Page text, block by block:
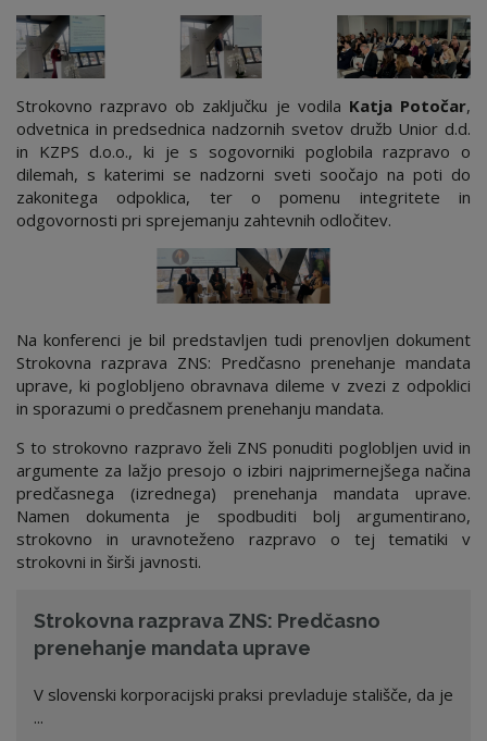
Strokovno razpravo ob zaključku je vodila Katja Potočar,
odvetnica in predsednica nadzornih svetov družb Unior d.d.
in KZPS d.o.o., ki je s sogovorniki poglobila razpravo o
dilemah, s katerimi se nadzorni sveti soočajo na poti do
zakonitega odpoklica, ter o pomenu integritete in
odgovornosti pri sprejemanju zahtevnih odločitev.
Na konferenci je bil predstavljen tudi prenovljen dokument
Strokovna razprava ZNS: Predčasno prenehanje mandata
uprave, ki poglobljeno obravnava dileme v zvezi z odpoklici
in sporazumi o predčasnem prenehanju mandata.
S to strokovno razpravo želi ZNS ponuditi poglobljen uvid in
argumente za lažjo presojo o izbiri najprimernejšega načina
predčasnega (izrednega) prenehanja mandata uprave.
Namen dokumenta je spodbuditi bolj argumentirano,
strokovno in uravnoteženo razpravo o tej tematiki v
strokovni in širši javnosti.
Strokovna razprava ZNS: Predčasno
prenehanje mandata uprave
V slovenski korporacijski praksi prevladuje stališče, da je
...